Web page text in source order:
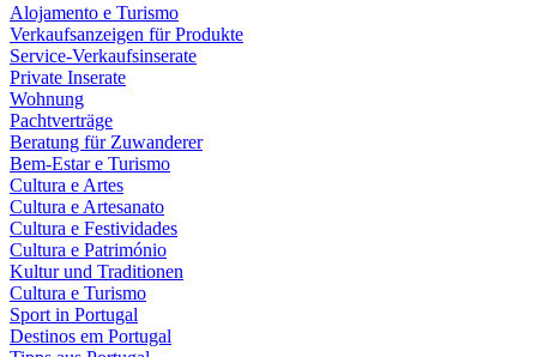
Alojamento e Turismo
Verkaufsanzeigen für Produkte
Service-Verkaufsinserate
Private Inserate
Wohnung
Pachtverträge
Beratung für Zuwanderer
Bem-Estar e Turismo
Cultura e Artes
Cultura e Artesanato
Cultura e Festividades
Cultura e Património
Kultur und Traditionen
Cultura e Turismo
Sport in Portugal
Destinos em Portugal